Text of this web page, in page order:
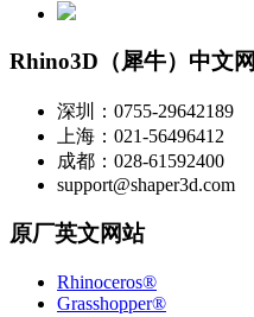
Rhino3D（犀牛）中文网
深圳：0755-29642189
上海：021-56496412
成都：028-61592400
support@shaper3d.com
原厂英文网站
Rhinoceros®
Grasshopper®